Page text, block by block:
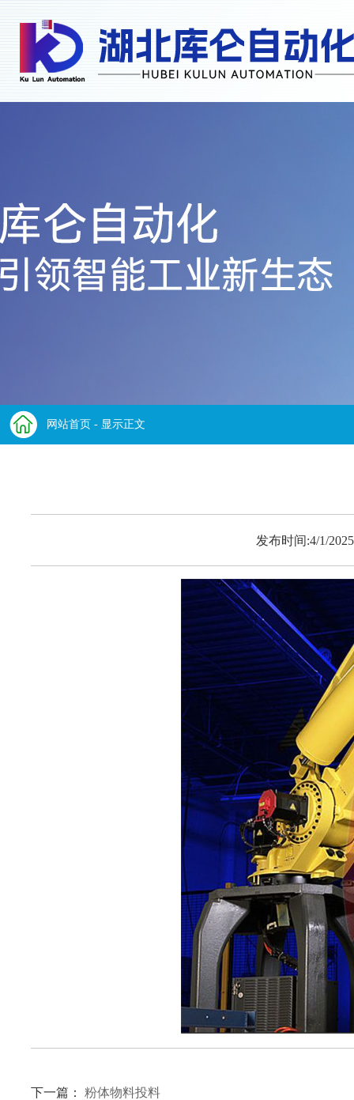
网站首页 - 显示正文
发布时间:4/1/
下一篇： 粉体物料投料